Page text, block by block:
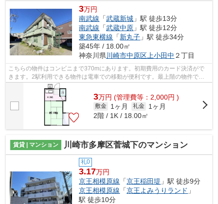
3万円
南武線 「武蔵新城 」駅 徒歩13分
南武線 「武蔵中原 」駅 徒歩12分
東急東横線 「新丸子 」駅 徒歩34分
築45年 / 18.00㎡
神奈川県 川崎市中原区 上小田中 ２丁目
こちらの物件はコンビニまで370mにあります。初期費用のカード決済がで
きます。2駅利用できる物件は電車での移動が便利です。最上階の物件で
す。たくさんの物件をご用意致しました。色...
3万円 (管理費等：2,000円 )
敷金 1ヶ月 礼金
1ヶ月
2階 / 1K / 18.00㎡
賃貸 | マンション 川崎市多摩区菅城下のマンション
礼0
3.17万円
京王相模原線 「京王稲田堤 」駅 徒歩9分
京王相模原線 「京王よみうりランド 」
駅 徒歩10分